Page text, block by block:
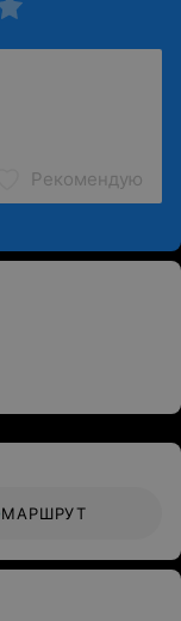
Рекомендую
МАРШРУТ